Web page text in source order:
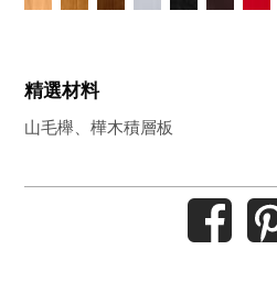
精選材料
山毛櫸、樺木積層板